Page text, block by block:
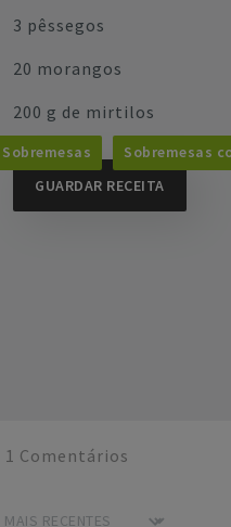
3 pêssegos
20 morangos
200 g de mirtilos
GUARDAR RECEITA
Sobremesas Sobremesas
1 Comentários